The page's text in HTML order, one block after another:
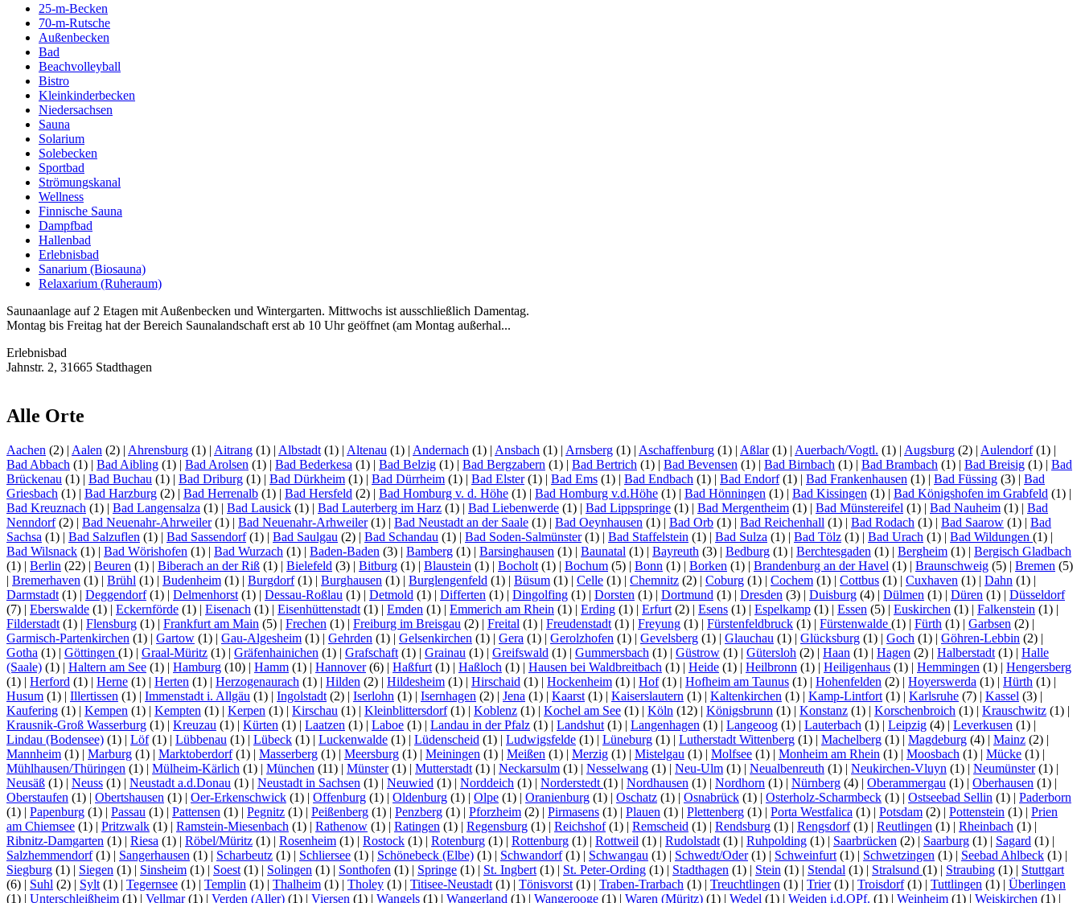
25-m-Becken
70-m-Rutsche
Außenbecken
Bad
Beachvolleyball
Bistro
Kleinkinderbecken
Niedersachsen
Sauna
Solarium
Solebecken
Sportbad
Strömungskanal
Wellness
Finnische Sauna
Dampfbad
Hallenbad
Erlebnisbad
Sanarium (Biosauna)
Relaxarium (Ruheraum)
Saunaanlage auf 2 Etagen mit Außenbecken und Wintergarten. Mittwochs ist ausschließlich Damentag.
Montag bis Freitag hat der Bereich Saunalandschaft erst ab 10 Uhr geöffnet (am Montag außerhal...
Erlebnisbad
Jahnstr. 2, 31665 Stadthagen
Alle Orte
Aachen (2) | Aalen (2) | Ahrensburg (1) | Aitrang (1) | Albstadt (1) | Altenau (1) | Andernach (1) | Ansbach (1) | Arnsberg (1) | Aschaffenburg (1) | Aßlar(1) | Auerbach/Vogtl. (1) | Augsburg (2) | Aulendorf(1) |
Bad Abbach (1) | Bad Aibling (1) | Bad Arolsen (1) | Bad Bederkesa (1) | Bad Belzig (1) | Bad Bergzabern (1) | Bad Bertrich (1) | Bad Bevensen (1) | Bad Birnbach (1) | Bad Brambach (1) | Bad Breisig (1) | Bad
Brückenau (1) | Bad Buchau (1) | Bad Driburg (1) | Bad Dürkheim (1) | Bad Dürrheim (1) | Bad Elster(1) | Bad Ems (1) | Bad Endbach (1) | Bad Endorf(1) | Bad Frankenhausen (1) | Bad Füssing (3) | Bad
Griesbach (1) | Bad Harzburg (2) | Bad Herrenalb (1) | Bad Hersfeld (2) | Bad Homburg v. d. Höhe (1) | Bad Homburg v.d.Höhe (1) | Bad Hönningen (1) | Bad Kissingen (1) | Bad Königshofen im Grabfeld (1) |
Bad Kreuznach (1) | Bad Langensalza (1) | Bad Lausick (1) | Bad Lauterberg im Harz (1) | Bad Liebenwerde (1) | Bad Lippspringe (1) | Bad Mergentheim (1) | Bad Münstereifel (1) | Bad Nauheim (1) | Bad
Nenndorf(2) | Bad Neuenahr-Ahrweiler(1) | Bad Neuenahr-Arhweiler(1) | Bad Neustadt an der Saale (1) | Bad Oeynhausen (1) | Bad Orb (1) | Bad Reichenhall (1) | Bad Rodach (1) | Bad Saarow (1) | Bad
Sachsa (1) | Bad Salzuflen (1) | Bad Sassendorf(1) | Bad Saulgau (2) | Bad Schandau (1) | Bad Soden-Salmünster(1) | Bad Staffelstein (1) | Bad Sulza (1) | Bad Tölz (1) | Bad Urach (1) | Bad Wildungen (1) |
Bad Wilsnack (1) | Bad Wörishofen (1) | Bad Wurzach (1) | Baden-Baden (3) | Bamberg (1) | Barsinghausen (1) | Baunatal (1) | Bayreuth (3) | Bedburg (1) | Berchtesgaden (1) | Bergheim (1) | Bergisch Gladbach
(1) | Berlin (22) | Beuren (1) | Biberach an der Riß (1) | Bielefeld (3) | Bitburg (1) | Blaustein (1) | Bocholt (1) | Bochum (5) | Bonn (1) | Borken (1) | Brandenburg an der Havel (1) | Braunschweig (5) | Bremen (5)
| Bremerhaven (1) | Brühl (1) | Budenheim (1) | Burgdorf(1) | Burghausen (1) | Burglengenfeld (1) | Büsum (1) | Celle (1) | Chemnitz (2) | Coburg (1) | Cochem (1) | Cottbus (1) | Cuxhaven (1) | Dahn (1) |
Darmstadt (1) | Deggendorf(1) | Delmenhorst (1) | Dessau-Roßlau (1) | Detmold (1) | Differten (1) | Dingolfing (1) | Dorsten (1) | Dortmund (1) | Dresden (3) | Duisburg (4) | Dülmen (1) | Düren (1) | Düsseldorf
(7) | Eberswalde (1) | Eckernförde (1) | Eisenach (1) | Eisenhüttenstadt (1) | Emden (1) | Emmerich am Rhein (1) | Erding (1) | Erfurt (2) | Esens (1) | Espelkamp (1) | Essen (5) | Euskirchen (1) | Falkenstein (1) |
Filderstadt (1) | Flensburg (1) | Frankfurt am Main (5) | Frechen (1) | Freiburg im Breisgau (2) | Freital (1) | Freudenstadt (1) | Freyung (1) | Fürstenfeldbruck (1) | Fürstenwalde (1) | Fürth (1) | Garbsen (2) |
Garmisch-Partenkirchen (1) | Gartow (1) | Gau-Algesheim (1) | Gehrden (1) | Gelsenkirchen (1) | Gera (1) | Gerolzhofen (1) | Gevelsberg (1) | Glauchau (1) | Glücksburg (1) | Goch (1) | Göhren-Lebbin (2) |
Gotha (1) | Göttingen (1) | Graal-Müritz (1) | Gräfenhainichen (1) | Grafschaft (1) | Grainau (1) | Greifswald (1) | Gummersbach (1) | Güstrow (1) | Gütersloh (2) | Haan (1) | Hagen (2) | Halberstadt (1) | Halle
(Saale) (1) | Haltern am See (1) | Hamburg (10) | Hamm (1) | Hannover(6) | Haßfurt (1) | Haßloch (1) | Hausen bei Waldbreitbach (1) | Heide (1) | Heilbronn (1) | Heiligenhaus (1) | Hemmingen (1) | Hengersberg
(1) | Herford (1) | Herne (1) | Herten (1) | Herzogenaurach (1) | Hilden (2) | Hildesheim (1) | Hirschaid (1) | Hockenheim (1) | Hof(1) | Hofheim am Taunus (1) | Hohenfelden (2) | Hoyerswerda (1) | Hürth (1) |
Husum (1) | Illertissen (1) | Immenstadt i. Allgäu (1) | Ingolstadt (2) | Iserlohn (1) | Isernhagen (2) | Jena (1) | Kaarst (1) | Kaiserslautern (1) | Kaltenkirchen (1) | Kamp-Lintfort (1) | Karlsruhe (7) | Kassel (3) |
Kaufering (1) | Kempen (1) | Kempten (1) | Kerpen (1) | Kirschau (1) | Kleinblittersdorf(1) | Koblenz (1) | Kochel am See (1) | Köln (12) | Königsbrunn (1) | Konstanz (1) | Korschenbroich (1) | Krauschwitz (1) |
Krausnik-Groß Wasserburg (1) | Kreuzau (1) | Kürten (1) | Laatzen (1) | Laboe (1) | Landau in der Pfalz (1) | Landshut (1) | Langenhagen (1) | Langeoog (1) | Lauterbach (1) | Leipzig (4) | Leverkusen (1) |
Lindau (Bodensee) (1) | Löf(1) | Lübbenau (1) | Lübeck (1) | Luckenwalde (1) | Lüdenscheid (1) | Ludwigsfelde (1) | Lüneburg (1) | Lutherstadt Wittenberg (1) | Machelberg (1) | Magdeburg (4) | Mainz (2) |
Mannheim (1) | Marburg (1) | Marktoberdorf(1) | Masserberg (1) | Meersburg (1) | Meiningen (1) | Meißen (1) | Merzig (1) | Mistelgau (1) | Molfsee (1) | Monheim am Rhein (1) | Moosbach (1) | Mücke (1) |
Mühlhausen/Thüringen (1) | Mülheim-Kärlich (1) | München (11) | Münster(1) | Mutterstadt (1) | Neckarsulm (1) | Nesselwang (1) | Neu-Ulm (1) | Neualbenreuth (1) | Neukirchen-Vluyn (1) | Neumünster(1) |
Neusäß (1) | Neuss (1) | Neustadt a.d.Donau (1) | Neustadt in Sachsen (1) | Neuwied (1) | Norddeich (1) | Norderstedt (1) | Nordhausen (1) | Nordhorn (1) | Nürnberg (4) | Oberammergau (1) | Oberhausen (1) |
Oberstaufen (1) | Obertshausen (1) | Oer-Erkenschwick (1) | Offenburg (1) | Oldenburg (1) | Olpe (1) | Oranienburg (1) | Oschatz (1) | Osnabrück (1) | Osterholz-Scharmbeck (1) | Ostseebad Sellin (1) | Paderborn
(1) | Papenburg (1) | Passau (1) | Pattensen (1) | Pegnitz (1) | Peißenberg (1) | Penzberg (1) | Pforzheim (2) | Pirmasens (1) | Plauen (1) | Plettenberg (1) | Porta Westfalica (1) | Potsdam (2) | Pottenstein (1) | Prien
am Chiemsee (1) | Pritzwalk (1) | Ramstein-Miesenbach (1) | Rathenow (1) | Ratingen (1) | Regensburg (1) | Reichshof(1) | Remscheid (1) | Rendsburg (1) | Rengsdorf(1) | Reutlingen (1) | Rheinbach (1) |
Ribnitz-Damgarten (1) | Riesa (1) | Röbel/Müritz (1) | Rosenheim (1) | Rostock (1) | Rotenburg (1) | Rottenburg (1) | Rottweil (1) | Rudolstadt (1) | Ruhpolding (1) | Saarbrücken (2) | Saarburg (1) | Sagard (1) |
Salzhemmendorf(1) | Sangerhausen (1) | Scharbeutz (1) | Schliersee (1) | Schönebeck (Elbe) (1) | Schwandorf(1) | Schwangau (1) | Schwedt/Oder(1) | Schweinfurt (1) | Schwetzingen (1) | Seebad Ahlbeck (1) |
Siegburg (1) | Siegen (1) | Sinsheim (1) | Soest (1) | Solingen (1) | Sonthofen (1) | Springe (1) | St. Ingbert (1) | St. Peter-Ording (1) | Stadthagen (1) | Stein (1) | Stendal (1) | Stralsund (1) | Straubing (1) | Stuttgart
(6) | Suhl (2) | Sylt (1) | Tegernsee (1) | Templin (1) | Thalheim (1) | Tholey (1) | Titisee-Neustadt (1) | Tönisvorst (1) | Traben-Trarbach (1) | Treuchtlingen (1) | Trier(1) | Troisdorf(1) | Tuttlingen (1) | Überlingen
(1) | Unterschleißheim (1) | Vellmar(1) | Verden (Aller) (1) | Viersen (1) | Wangels (1) | Wangerland (1) | Wangerooge (1) | Waren (Müritz) (1) | Wedel (1) | Weiden i.d.OPf. (1) | Weinheim (1) | Weiskirchen (1) |